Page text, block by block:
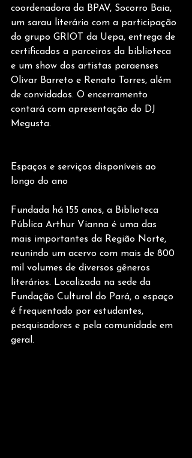
coordenadora da BPAV, Socorro Baia,
um sarau literário com a participação
do grupo GRIOT da Uepa, entrega de
certificados a parceiros da biblioteca
e um show dos artistas paraenses
Olivar Barreto e Renato Torres, além
de convidados. O encerramento
contará com apresentação do DJ
Megusta.
Espaços e serviços disponíveis ao
longo do ano
Fundada há 155 anos, a Biblioteca
Pública Arthur Vianna é uma das
mais importantes da Região Norte,
reunindo um acervo com mais de 800
mil volumes de diversos gêneros
literários. Localizada na sede da
Fundação Cultural do Pará, o espaço
é frequentado por estudantes,
pesquisadores e pela comunidade em
geral.